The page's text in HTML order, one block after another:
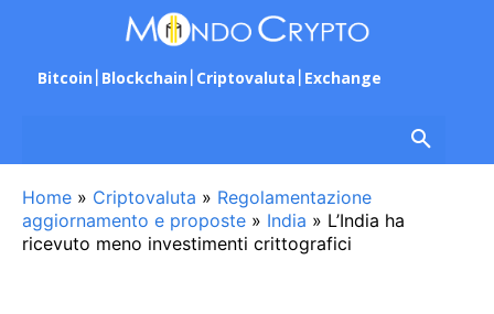
Bitcoin Blockchain Criptovaluta Exchange
Home » Criptovaluta » Regolamentazione
aggiornamento e proposte » India » L’India ha
ricevuto meno investimenti crittografici